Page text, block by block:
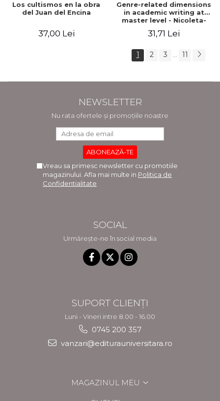
Los cultismos en la obra
del Juan del Encina
37,00 Lei
Genre-related dimensions
in academic writing at
master level - Nicoleta-
31,71 Lei
1 2 3 ... 11
NEWSLETTER
Nu rata ofertele și promoțiile noastre
Vreau sa primesc newsletter cu promotiile
magazinului. Afla mai multe in Politica de
Confidentialitate
SOCIAL
Urmărește-ne în social media
SUPORT CLIENȚI
Luni - Vineri intre 8.00 - 16.00
0745 200 357
vanzari@editurauniversitara.ro
MAGAZINUL MEU